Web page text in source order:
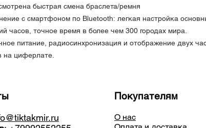
быстрая смена браслета/ремня
с смартфоном по Bluetooth: легкая настройка
часов, точное время в более чем 300 городах мира.
питание, радиосинхронизация и отображение двух
на циферлате.
Покупателям
О нас